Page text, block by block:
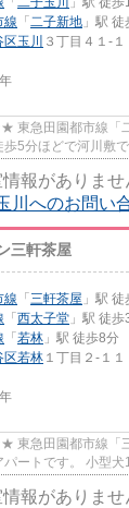
線 「 二子新地 」駅
区玉川 ３丁目４１-１
急田園都市線「
5分ほどで河川敷
報がありませ
川へのお問い
三軒茶屋
線 「 三軒茶屋 」駅
「 西太子堂 」駅 徒歩
「 若林 」駅 徒歩8分
区若林 １丁目２-１１
急田園都市線「三
ートです。 小型
報がありませ